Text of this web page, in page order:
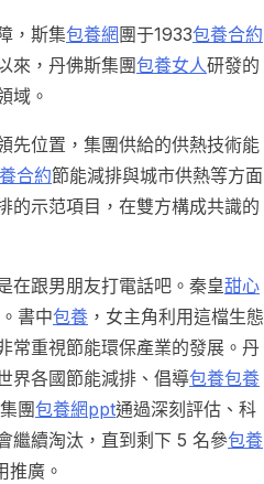
，斯集包養網 團于1933包養合約
來，丹佛斯集團包養女人研發的
域。
先位置，集團供給的供熱技術能
合約節能減排與城市供熱等方面
的示范項目，在雙方構成共識的
在跟男朋友打電話吧。秦皇甜心
書中包養 ，女主角利用這檔生態
常重視節能環保產業的發展。丹
界各國節能減排、倡導包養包養
團包養網ppt通過深刻評估、科
繼續淘汰，直到剩下 5 名參包養
推廣。